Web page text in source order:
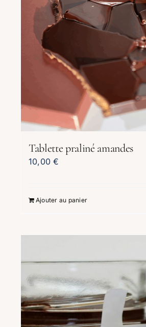
Tablette praliné amandes
10,00€
Ajouter au panier